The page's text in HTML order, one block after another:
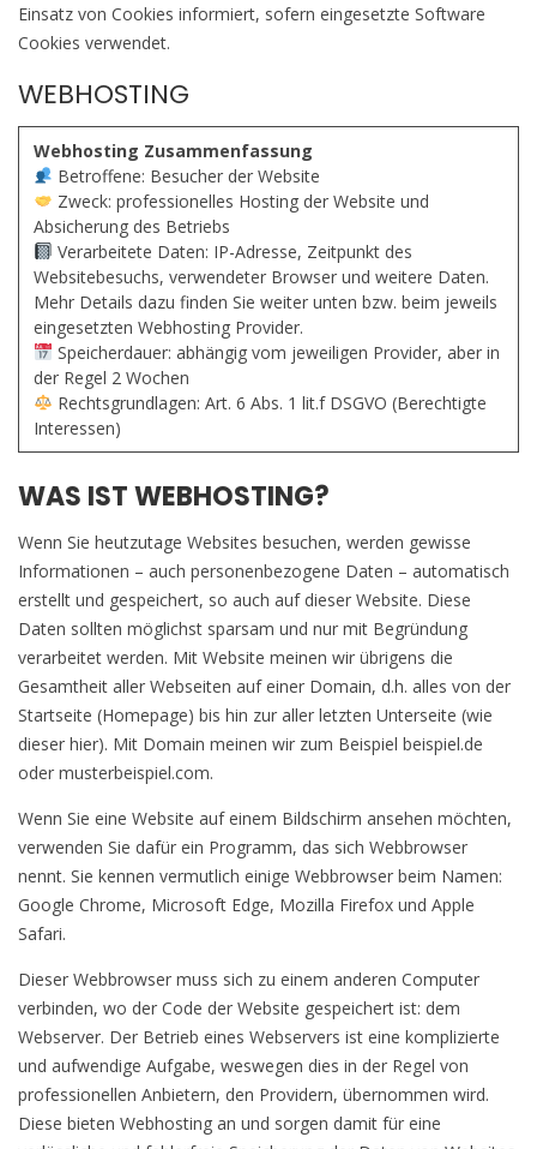
Einsatz von Cookies informiert, sofern eingesetzte Software
Cookies verwendet.
WEBHOSTING
Webhosting Zusammenfassung
Betroffene: Besucher der Website
Zweck: professionelles Hosting der Website und
Absicherung des Betriebs
Verarbeitete Daten: IP-Adresse, Zeitpunkt des
Websitebesuchs, verwendeter Browser und weitere Daten.
Mehr Details dazu finden Sie weiter unten bzw. beim jeweils
eingesetzten Webhosting Provider.
Speicherdauer: abhängig vom jeweiligen Provider, aber in
der Regel 2 Wochen
Rechtsgrundlagen: Art. 6 Abs. 1 lit.f DSGVO (Berechtigte
Interessen)
WAS IST WEBHOSTING?
Wenn Sie heutzutage Websites besuchen, werden gewisse
Informationen – auch personenbezogene Daten – automatisch
erstellt und gespeichert, so auch auf dieser Website. Diese
Daten sollten möglichst sparsam und nur mit Begründung
verarbeitet werden. Mit Website meinen wir übrigens die
Gesamtheit aller Webseiten auf einer Domain, d.h. alles von der
Startseite (Homepage) bis hin zur aller letzten Unterseite (wie
dieser hier). Mit Domain meinen wir zum Beispiel beispiel.de
oder musterbeispiel.com.
Wenn Sie eine Website auf einem Bildschirm ansehen möchten,
verwenden Sie dafür ein Programm, das sich Webbrowser
nennt. Sie kennen vermutlich einige Webbrowser beim Namen:
Google Chrome, Microsoft Edge, Mozilla Firefox und Apple
Safari.
Dieser Webbrowser muss sich zu einem anderen Computer
verbinden, wo der Code der Website gespeichert ist: dem
Webserver. Der Betrieb eines Webservers ist eine komplizierte
und aufwendige Aufgabe, weswegen dies in der Regel von
professionellen Anbietern, den Providern, übernommen wird.
Diese bieten Webhosting an und sorgen damit für eine